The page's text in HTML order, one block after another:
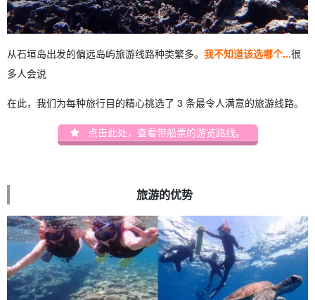
从石垣岛出发的偏远岛屿旅游线路种类繁多。 我不知道该选哪个...很
多人会说
在此，我们为每种旅行目的精心挑选了 3 条最令人满意的旅游线路。
点击此处，查看带船票的游览路线。
旅游的优势